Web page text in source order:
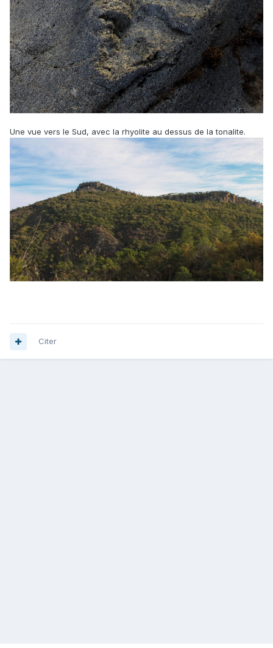
Une vue vers le Sud, avec la rhyolite au dessus de la tonalite.
Citer